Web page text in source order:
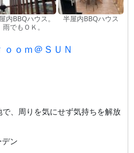
内BBQハウス。
雨でもＯＫ。
半屋内BBQハウス
ｏｏｍ＠ＳＵＮ
、周りを気にせず気持ちを解放
ン